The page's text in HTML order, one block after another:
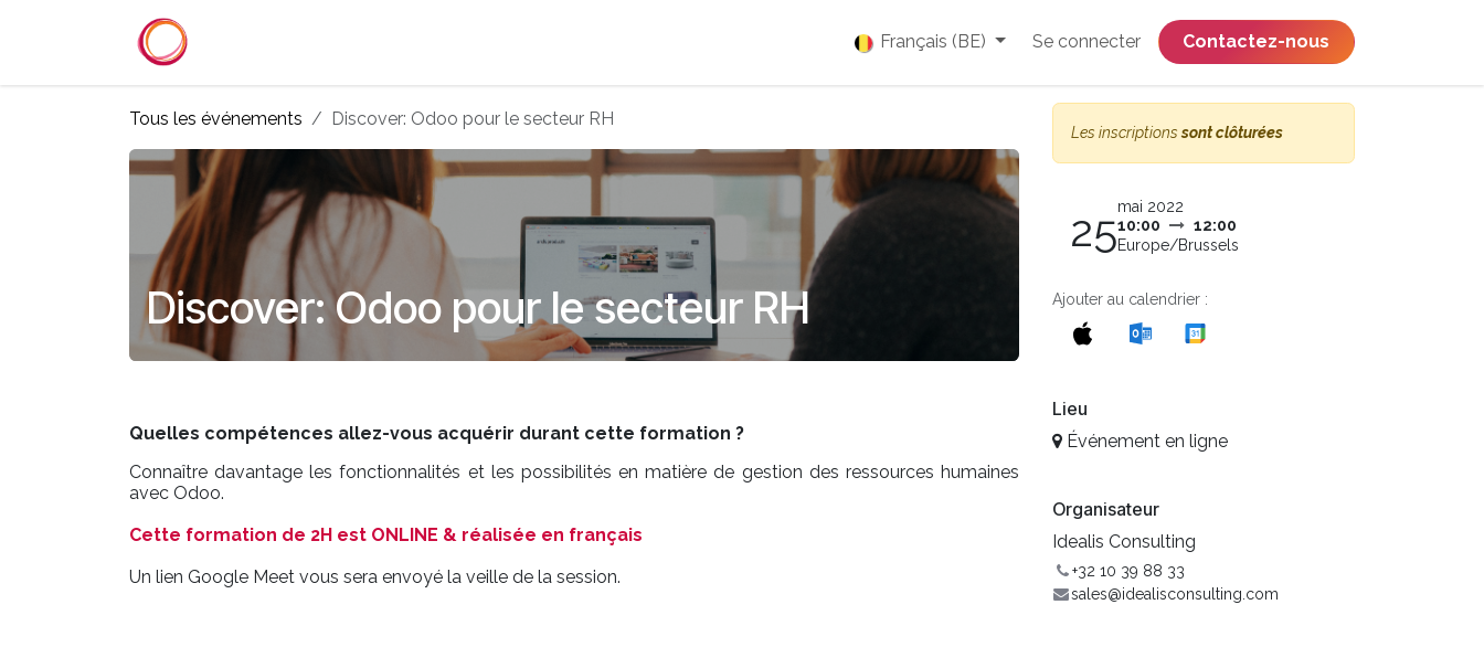
Français (BE) Se connecter ​​​​​​​​​​​​​​​​Contactez-nous
Tous les événements Discover: Odoo pour le secteur RH
Discover: Odoo pour le secteur RH
Quelles compétences allez-vous acquérir durant cette formation ?
Connaître davantage les fonctionnalités et les possibilités en matière de gestion des ressources humaines
avec Odoo.
Cette formation de 2H est ONLINE & réalisée en français
Un lien Google Meet vous sera envoyé la veille de la session.
Les inscriptionssont clôturées
25mai 2022
10:00
12:00
Europe/Brussels
Ajouter au calendrier :
Lieu
Événement en ligne
Organisateur
Idealis Consulting
+32 10 39 88 33
sales@idealisconsulting.com